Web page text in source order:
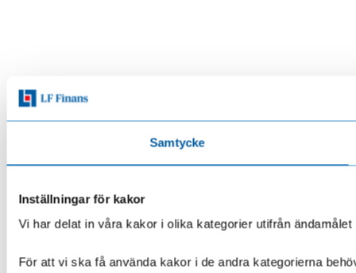
Samtycke
Inställningar för kakor
Vi har delat in våra kakor i olika kategorier utifrån
För att vi ska få använda kakor i de andra kategorierna